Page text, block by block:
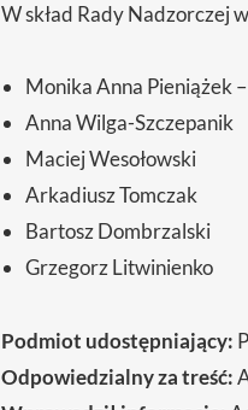
W skład Rady Nadzorczej
Monika Anna Pieniążek
Anna Wilga-Szczepanik
Maciej Wesołowski
Arkadiusz Tomczak
Bartosz Dombrzalski
Grzegorz Litwinienko
Podmiot udostępniający:
Odpowiedzialny za treść: